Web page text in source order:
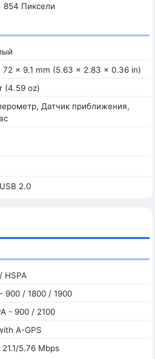
854 Пиксели
72 x 9.1 mm (5.63 x 2.83 x 0.36 in)
(4.59 oz)
Датчик приближения,
2.0
HSPA
900 / 1800 / 1900
- 900 / 2100
A-GPS
21.1/5.76 Mbps